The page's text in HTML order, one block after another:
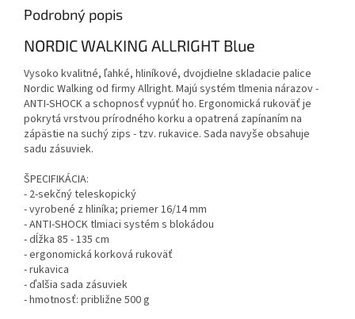
Podrobný popis
NORDIC WALKING ALLRIGHT Blue
Vysoko kvalitné, ľahké, hliníkové, dvojdielne skladacie palice
Nordic Walking od firmy Allright. Majú systém tlmenia nárazov -
ANTI-SHOCK a schopnosť vypnúť ho. Ergonomická rukoväť je
pokrytá vrstvou prírodného korku a opatrená zapínaním na
zápästie na suchý zips - tzv. rukavice. Sada navyše obsahuje
sadu zásuviek.
ŠPECIFIKÁCIA:
- 2-sekčný teleskopický
- vyrobené z hliníka; priemer 16/14 mm
- ANTI-SHOCK tlmiaci systém s blokádou
- dĺžka 85 - 135 cm
- ergonomická korková rukoväť
- rukavica
- ďalšia sada zásuviek
- hmotnosť: približne 500 g